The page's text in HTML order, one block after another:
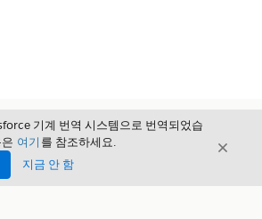
기계 번역 시스템으로 번역되었습
여기 를 참조하세요.
지금 안 함
닫기